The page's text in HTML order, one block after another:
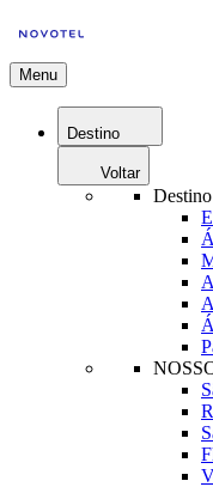
Menu
Destino
Voltar
Destino